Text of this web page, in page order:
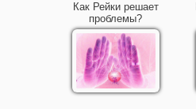
Как Рейки решает
проблемы?